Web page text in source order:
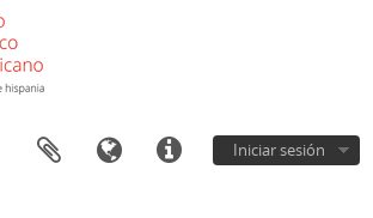
Iniciar sesión